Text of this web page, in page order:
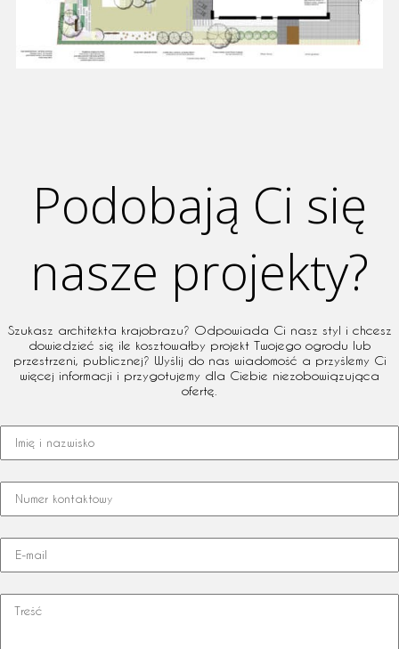
Podobają Ci się
nasze projekty?
Szukasz architekta krajobrazu? Odpowiada Ci nasz styl i chcesz
dowiedzieć się ile kosztowałby projekt Twojego ogrodu lub
przestrzeni, publicznej? Wyślij do nas wiadomość a przyślemy Ci
więcej informacji i przygotujemy dla Ciebie niezobowiązująca
ofertę.